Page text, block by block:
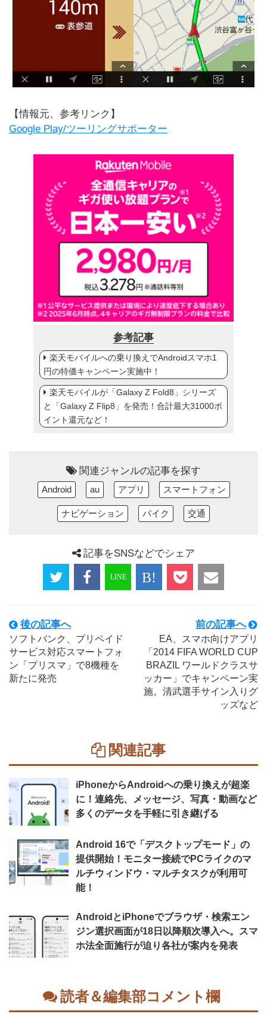
【情報元、参考リンク】
Google Play/ツーリングサポーター
参考記事
楽天モバイルへの乗り換えでAndroidスマホ1
円の特価キャンペーン実施中！
楽天モバイルが「Galaxy Z Fold8」シリーズ
と「Galaxy Z Flip8」を発売！合計最大31000ポ
イント還元など！
関連ジャンルの記事を探す
Android au アプリ スマートフォン
ナビゲーション バイク 交通
記事をSNSなどでシェア
後の記事へ
ソフトバンク、プリペイド
サービス対応スマートフォ
ン「プリスマ」で8機種を
新たに発売
前の記事へ
EA、スマホ向けアプリ
「2014 FIFA WORLD CUP
BRAZIL ワールドクラスサ
ッカー」でキャンペーン実
施。清武選手サイン入りグ
ッズなど
関連記事
iPhoneからAndroidへの乗り換えが超楽
に！連絡先、メッセージ、写真・動画など
多くのデータを手軽に引き継げる
Android 16で「デスクトップモード」の
提供開始！モニター接続でPCライクのマ
ルチウィンドウ・マルチタスクが利用可
能！
AndroidとiPhoneでブラウザ・検索エン
ジン選択画面が18日以降順次導入へ。スマ
ホ法全面施行が迫り各社が案内を発表
読者＆編集部コメント欄